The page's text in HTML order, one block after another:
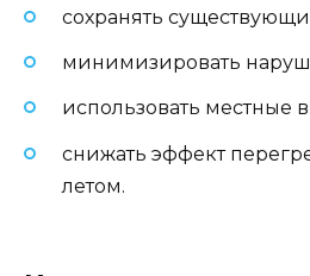
сохранять
минимизировать
использовать местные
снижать эффект
летом.